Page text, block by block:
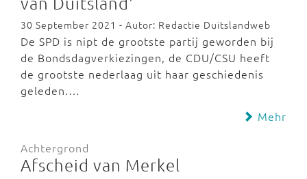
30 September 2021 - Autor: Redactie Duitslandweb
De SPD is nipt de grootste partij geworden bij
de Bondsdagverkiezingen, de CDU/CSU heeft
de grootste nederlaag uit haar geschiedenis
geleden.…
Mehr
Achtergrond
Afscheid van Merkel